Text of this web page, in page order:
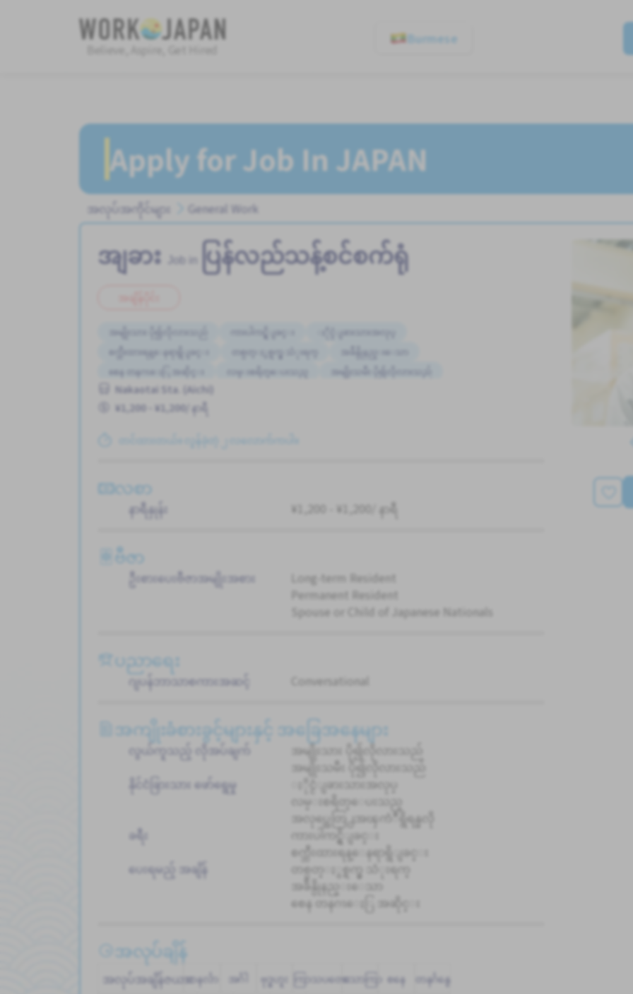
Believe, Aspire, Get Hired
Burmese
Apply for Job In JAPAN
အလုပ်အကိုင်များ General Work
အျခား ပြန်လည်သန့်စင်စက်ရုံ
အမျိုးသား ပို၍လိုလားသည် ကားပါကင္ရွိျခင္း
ႏိုင္ငံျခားသားအလုပ္
စက္ဘီးထားရန္ေနရာရွိျခင္း
တစ္ပတ္ႏွစ္ရက္မွ သံုးရက္
အခ်ိန္ပိုနည္းေသာ
စေန တနဂၤေႏြ အဆိုင္း
လမ္းစရိတ္ေပးသည္
အမျိုးသမီး ပို၍လိုလားသည်
အလုပ္အေတြ႕အၾကံဳရွိရန္မလို
Nakaotai Sta. (Aichi)
¥1,200 - ¥1,200/ နာရီ
လစာ
နာရီနှုန်း ¥1,200 - ¥1,200/ နာရီ
ဗီဇာ
ဦးစားပေးဗီဇာအမျိုးအစား
Long-term Resident
Permanent Resident
Spouse or Child of Japanese Nationals
ပညာရေး
ဂျပန်ဘာသာစကားအဆင့် Conversational
အကျိုးခံစားခွင့်များနှင့် အခြေအနေများ
လွယ်ကူသည့် လိုအပ်ချက်
အမျိုးသား ပို၍လိုလားသည်
အမျိုးသမီး ပို၍လိုလားသည်
နိုင်ငံခြားသား ဖော်ရွေမှု
ႏိုင္ငံျခားသားအလုပ္
လမ္းစရိတ္ေပးသည္
အလုပ္အေတြ႕အၾကံဳရွိရန္မလို
ခရီး
ကားပါကင္ရွိျခင္း
စက္ဘီးထားရန္ေနရာရွိျခင္း
ပေးရမည့် အချိန်
တစ္ပတ္ႏွစ္ရက္မွ သံုးရက္
အခ်ိန္ပိုနည္းေသာ
စေန တနဂၤေႏြ အဆိုင္း
အလုပ်ချိန်
အလုပ်အချိန်ဇယားတနင်္လာ အင်္ဂါ ဗုဒ္ဓဟူး ကြာသပတေးသောကြာ စနေ တနင်္ဂနွေ